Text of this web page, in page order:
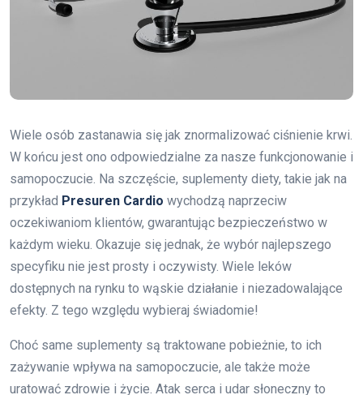
Wiele osób zastanawia się jak znormalizować ciśnienie krwi.
W końcu jest ono odpowiedzialne za nasze funkcjonowanie i
samopoczucie. Na szczęście, suplementy diety, takie jak na
przykład Presuren Cardio wychodzą naprzeciw
oczekiwaniom klientów, gwarantując bezpieczeństwo w
każdym wieku. Okazuje się jednak, że wybór najlepszego
specyfiku nie jest prosty i oczywisty. Wiele leków
dostępnych na rynku to wąskie działanie i niezadowalające
efekty. Z tego względu wybieraj świadomie!
Choć same suplementy są traktowane pobieżnie, to ich
zażywanie wpływa na samopoczucie, ale także może
uratować zdrowie i życie. Atak serca i udar słoneczny to